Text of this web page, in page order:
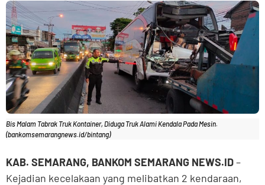
Bis Malam Tabrak Truk Kontainer, Diduga Truk Alami Kendala Pada Mesin.
(bankomsemarangnews.id/bintang)
KAB. SEMARANG, BANKOM SEMARANG NEWS.ID–
Kejadian kecelakaan yang melibatkan 2 kendaraan,